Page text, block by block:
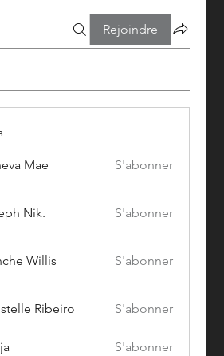
Rejoindre
Mae S'abonner
Nik. S'abonner
Willis S'abonner
Ribeiro S'abonner
S'abonner